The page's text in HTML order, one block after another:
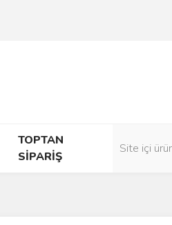
TOPTAN
SİPARİŞ